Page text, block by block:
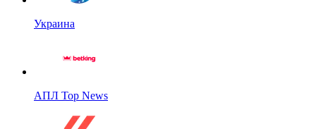
Украина
АПЛ Top News